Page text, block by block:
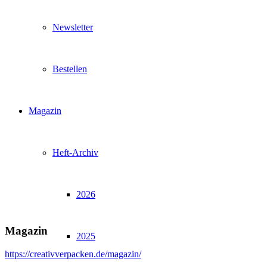
Newsletter
Bestellen
Magazin
Heft-Archiv
2026
2025
Magazin
https://creativverpacken.de/magazin/